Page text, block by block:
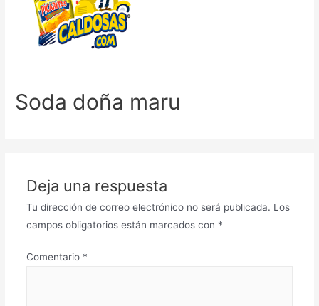
Soda doña maru
Deja una respuesta
Tu dirección de correo electrónico no será publicada. Los
campos obligatorios están marcados con *
Comentario *